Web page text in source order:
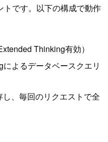
です。以下の構成で動作
Thinking有効）
よるデータベースクエリ
、毎回のリクエストで全